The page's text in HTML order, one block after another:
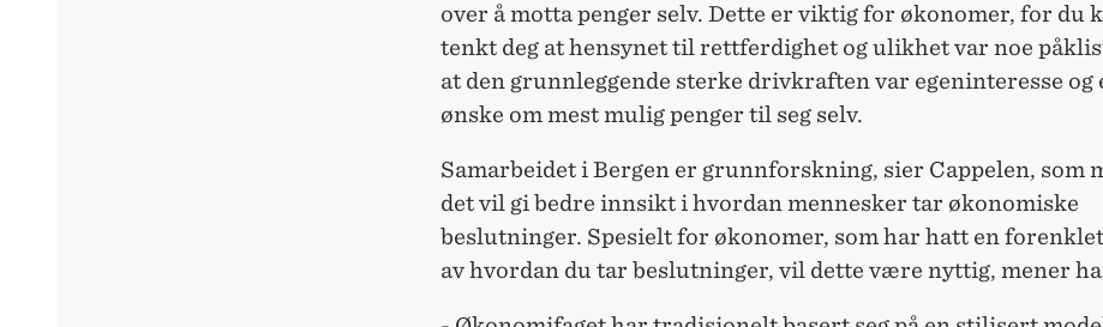
over å motta penger selv. Dette er viktig for økonomer, for du
tenkt deg at hensynet til rettferdighet og ulikhet var noe
at den grunnleggende sterke drivkraften var egeninteresse og
ønske om mest mulig penger til seg selv.
Samarbeidet i Bergen er grunnforskning, sier Cappelen, som
det vil gi bedre innsikt i hvordan mennesker tar økonomiske
beslutninger. Spesielt for økonomer, som har hatt en
av hvordan du tar beslutninger, vil dette være nyttig, mener